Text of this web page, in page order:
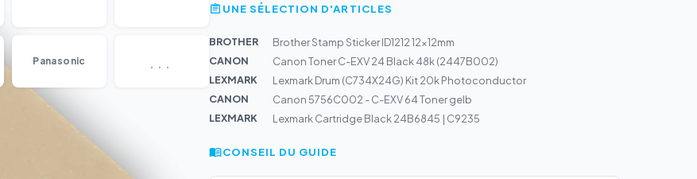
Panasonic
UNE SÉLECTION D'ARTICLES
BROTHER
Brother Stamp Sticker ID1212 12x12mm
CANON
Canon Toner C-EXV 24 Black 48k (2447B002)
LEXMARK
Lexmark Drum (C734X24G) Kit 20k Photoconductor
CANON
Canon 5756C002 - C-EXV 64 Toner gelb
LEXMARK
Lexmark Cartridge Black 24B6845 | C9235
CONSEIL DU GUIDE